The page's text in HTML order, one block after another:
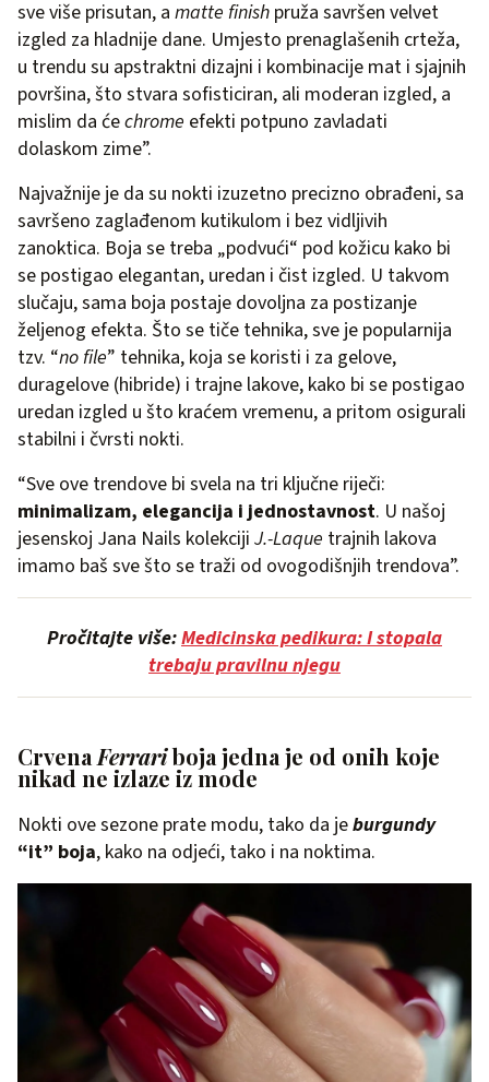
sve više prisutan, a matte finish pruža savršen velvet
izgled za hladnije dane. Umjesto prenaglašenih crteža,
u trendu su apstraktni dizajni i kombinacije mat i sjajnih
površina, što stvara sofisticiran, ali moderan izgled, a
mislim da ćechrome efekti potpuno zavladati
dolaskom zime”.
Najvažnije je da su nokti izuzetno precizno obrađeni, sa
savršeno zaglađenom kutikulom i bez vidljivih
zanoktica. Boja se treba „podvući“ pod kožicu kako bi
se postigao elegantan, uredan i čist izgled. U takvom
slučaju, sama boja postaje dovoljna za postizanje
željenog efekta. Što se tiče tehnika, sve je popularnija
tzv. “no file” tehnika, koja se koristi i za gelove,
duragelove (hibride) i trajne lakove, kako bi se postigao
uredan izgled u što kraćem vremenu, a pritom osigurali
stabilni i čvrsti nokti.
“Sve ove trendove bi svela na tri ključne riječi:
minimalizam, elegancija i jednostavnost. U našoj
jesenskoj Jana Nails kolekciji J.-Laque trajnih lakova
imamo baš sve što se traži od ovogodišnjih trendova”.
Pročitajte više:Medicinska pedikura: I stopala
trebaju pravilnu njegu
Crvena Ferrariboja jedna je od onih koje
nikad ne izlaze iz mode
Nokti ove sezone prate modu, tako da jeburgundy
“it” boja, kako na odjeći, tako i na noktima.